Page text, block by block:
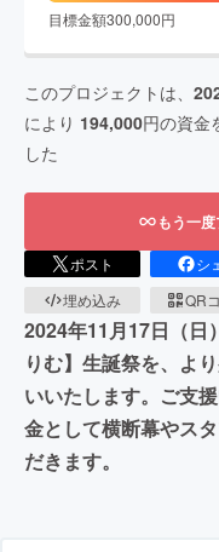
目標金額300,000円
このプロジェクトは、
により 194,000円の資金
した
もう一
ポスト シ
埋め込み
QR
2024年11月17日（日
りむ】生誕祭を、よ
いいたします。ご支
金として横断幕やス
だきます。